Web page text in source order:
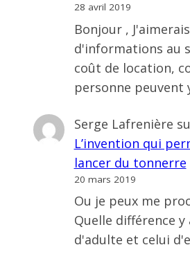
28 avril 2019
Bonjour ,
d'informations au
coût de location,
personne
Serge Lafrenière
L’invention qui
lancer du tonnerre
20 mars 2019
Ou je peux me
Quelle différence
d'adulte et celui